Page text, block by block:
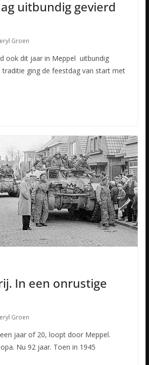
uitbundig gevierd
Groen
ook dit jaar in Meppel uitbundig
traditie ging de feestdag van start met
In een onrustige
Groen
jaar of 20, loopt door Meppel.
Nu 92 jaar. Toen in 1945